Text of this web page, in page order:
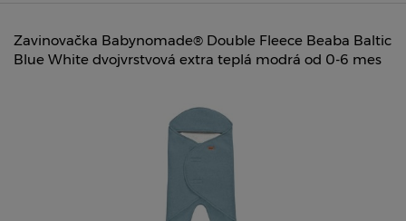
Zavinovačka Babynomade® Double Fleece Beaba Baltic
Blue White dvojvrstvová extra teplá modrá od 0-6 mes